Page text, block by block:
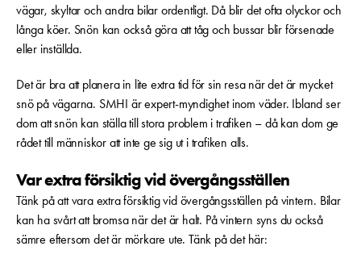
vägar, skyltar och andra bilar ordentligt. Då blir det ofta olyckor och
långa köer. Snön kan också göra att tåg och bussar blir försenade
eller inställda.
Det är bra att planera in lite extra tid för sin resa när det är mycket
snö på vägarna. SMHI är expert-myndighet inom väder. Ibland ser
dom att snön kan ställa till stora problem i trafiken – då kan dom ge
rådet till människor att inte ge sig ut i trafiken alls.
Var extra försiktig vid övergångsställen
Tänk på att vara extra försiktig vid övergångsställen på vintern. Bilar
kan ha svårt att bromsa när det är halt. På vintern syns du också
sämre eftersom det är mörkare ute. Tänk på det här: